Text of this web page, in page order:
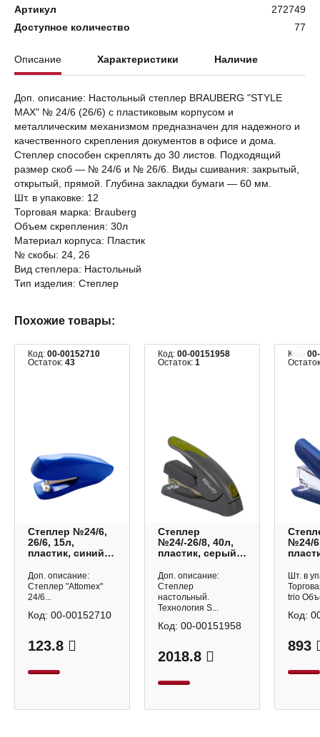
Артикул
272749
Доступное количество
77
Описание Характеристики Наличие
Доп. описание: Настольный степлер BRAUBERG "STYLE
MAX" № 24/6 (26/6) с пластиковым корпусом и
металлическим механизмом предназначен для надежного и
качественного скрепления документов в офисе и дома.
Степлер способен скреплять до 30 листов. Подходящий
размер скоб — № 24/6 и № 26/6. Виды сшивания: закрытый,
открытый, прямой. Глубина закладки бумаги — 60 мм.
Шт. в упаковке: 12
Торговая марка: Brauberg
Объем скрепления: 30л
Материал корпуса: Пластик
№ скобы: 24, 26
Вид степлера: Настольный
Тип изделия: Степлер
Похожие товары:
Код: 00-00152710
Остаток: 43
Степлер №24/6,
26/6, 15л,
пластик, синий
Доп. описание:
Степлер "Attomex"
24/6...
123.8
Код: 00-00152710
Код: 00-00151958
Остаток: 1
Степлер
№24/-26/8, 40л,
пластик, серый
KW-trio
Доп. описание:
Степлер
настольный.
Технология S...
2018.8
Код: 00-00151958
Код:
№24/
Mini
Шт. в
trio
893
Код: